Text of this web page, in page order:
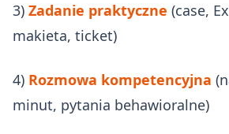
3) Zadanie praktyczne (case,
makieta, ticket)
4) Rozmowa kompetencyjna
minut, pytania behawioralne)